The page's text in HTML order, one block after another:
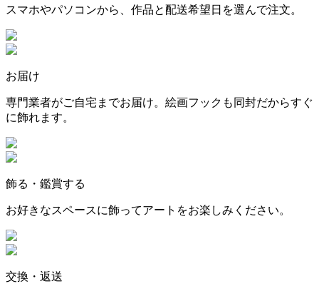
スマホやパソコンから、作品と配送希望日を選んで注文。
お届け
専門業者がご自宅までお届け。絵画フックも同封だからすぐ
に飾れます。
飾る・鑑賞する
お好きなスペースに飾ってアートをお楽しみください。
交換・返送